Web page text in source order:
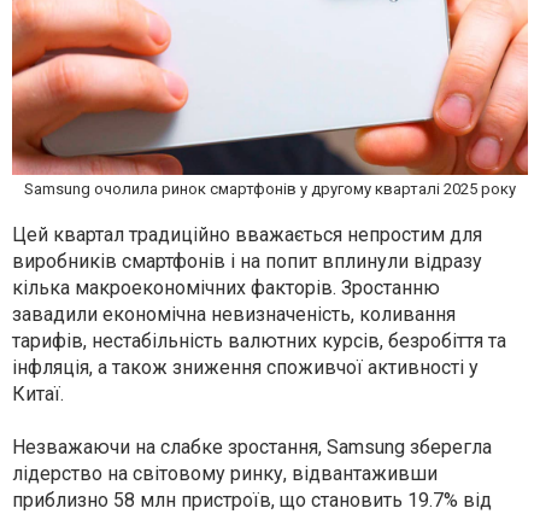
Samsung очолила ринок смартфонів у другому кварталі 2025 року
Цей квартал традиційно вважається непростим для
виробників смартфонів і на попит вплинули відразу
кілька макроекономічних факторів. Зростанню
завадили економічна невизначеність, коливання
тарифів, нестабільність валютних курсів, безробіття та
інфляція, а також зниження споживчої активності у
Китаї.
Незважаючи на слабке зростання, Samsung зберегла
лідерство на світовому ринку, відвантаживши
приблизно 58 млн пристроїв, що становить 19.7% від